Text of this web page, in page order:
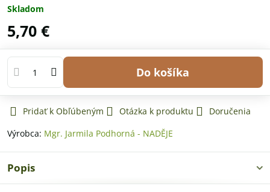
Skladom
5,70 €
Do košíka
Pridať k Obľúbeným Otázka k produktu
Doručenia
Výrobca: Mgr. Jarmila Podhorná - NADĚJE
Popis